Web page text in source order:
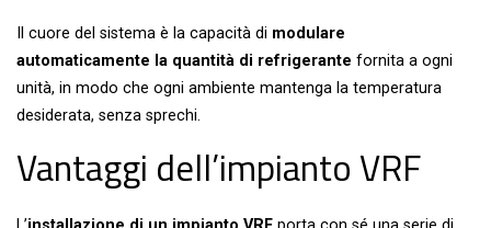
Il cuore del sistema è la capacità di modulare
automaticamente la quantità di refrigerante fornita a ogni
unità, in modo che ogni ambiente mantenga la temperatura
desiderata, senza sprechi.
Vantaggi dell’impianto VRF